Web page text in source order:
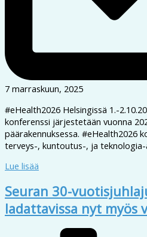
7 marraskuun, 2025
#eHealth2026 Helsingissä 1.-
konferenssi järjestetään vuonna
päärakennuksessa. #eHealth2026
terveys-, kuntoutus-, ja teknologia-
Lue lisää
Seuran 30-
ladattavissa nyt myös